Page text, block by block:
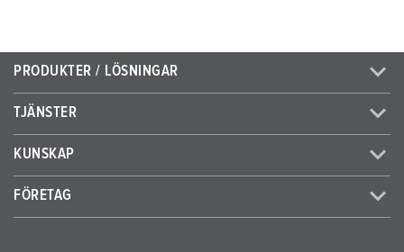
PRODUKTER / LÖSNINGAR
TJÄNSTER
KUNSKAP
FÖRETAG